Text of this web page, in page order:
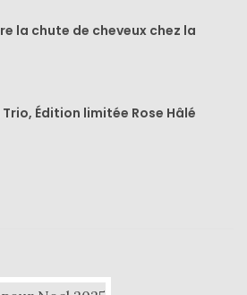
la chute de cheveux chez la
Trio, Édition limitée Rose Hâlé